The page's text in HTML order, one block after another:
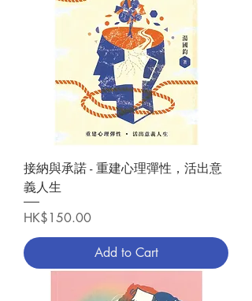
接納與承諾 - 重建心理彈性，活出意
義人生
Price
HK$150.00
Add to Cart